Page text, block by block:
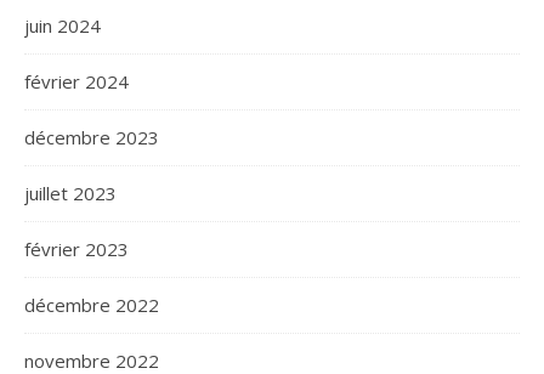
juin 2024
février 2024
décembre 2023
juillet 2023
février 2023
décembre 2022
novembre 2022